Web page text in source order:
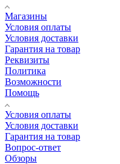
Магазины
Условия оплаты
Условия доставки
Гарантия на товар
Реквизиты
Политика
Возможности
Помощь
Условия оплаты
Условия доставки
Гарантия на товар
Вопрос-ответ
Обзоры